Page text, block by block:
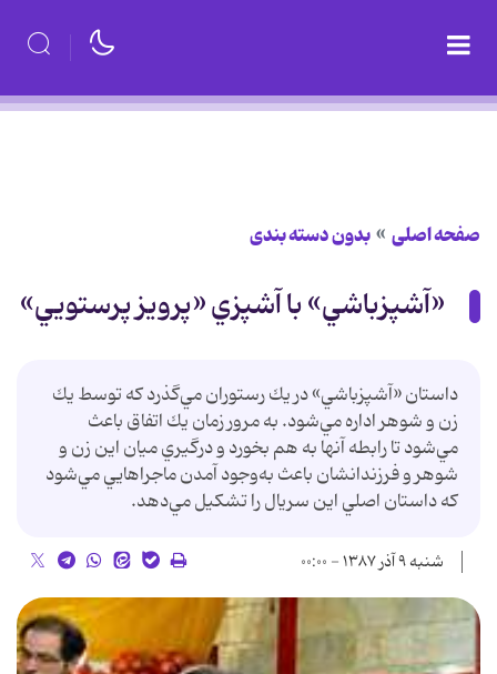
صفحه اصلی بدون دسته بندی
«آشپزباشي» با آشپزي «پرويز پرستويي»
داستان «آشپزباشي» در يك رستوران مي‌گذرد كه توسط يك
زن و شوهر اداره مي‌شود. به مرور زمان يك اتفاق باعث
مي‌شود تا رابطه آنها به هم بخورد و درگيري ميان اين زن و
شوهر و فرزندانشان باعث به‌وجود آمدن ماجراهايي مي‌شود
كه داستان اصلي اين سريال را تشكيل مي‌دهد.
شنبه ۹ آذر ۱۳۸۷ - ۰۰:۰۰